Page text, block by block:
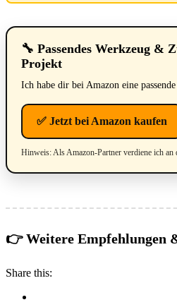
🔧 Passendes Werkzeug &
Projekt
Ich habe dir bei Amazon eine
✅ Jetzt bei Amazon kaufen
Hinweis: Als Amazon-Partner verdiene ich an
👉 Weitere Empfehlungen
Share this: